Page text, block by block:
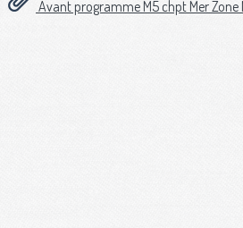
Avant programme M5 chpt Mer Zone